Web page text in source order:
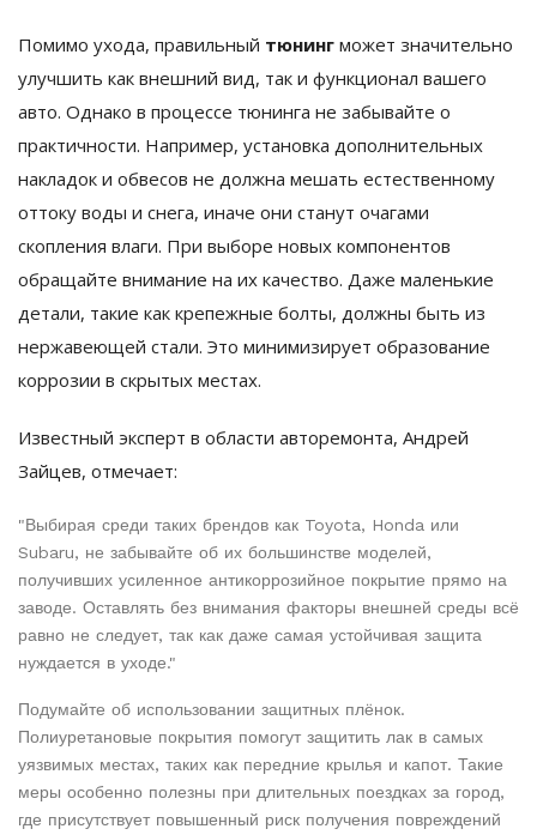
Помимо ухода, правильный тюнинг может значительно
улучшить как внешний вид, так и функционал вашего
авто. Однако в процессе тюнинга не забывайте о
практичности. Например, установка дополнительных
накладок и обвесов не должна мешать естественному
оттоку воды и снега, иначе они станут очагами
скопления влаги. При выборе новых компонентов
обращайте внимание на их качество. Даже маленькие
детали, такие как крепежные болты, должны быть из
нержавеющей стали. Это минимизирует образование
коррозии в скрытых местах.
Известный эксперт в области авторемонта, Андрей
Зайцев, отмечает:
"Выбирая среди таких брендов как Toyota, Honda или
Subaru, не забывайте об их большинстве моделей,
получивших усиленное антикоррозийное покрытие прямо на
заводе. Оставлять без внимания факторы внешней среды всё
равно не следует, так как даже самая устойчивая защита
нуждается в уходе."
Подумайте об использовании защитных плёнок.
Полиуретановые покрытия помогут защитить лак в самых
уязвимых местах, таких как передние крылья и капот. Такие
меры особенно полезны при длительных поездках за город,
где присутствует повышенный риск получения повреждений